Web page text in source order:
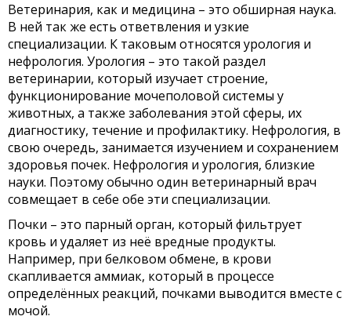
Ветеринария, как и медицина – это обширная наука.
В ней так же есть ответвления и узкие
специализации. К таковым относятся урология и
нефрология. Урология – это такой раздел
ветеринарии, который изучает строение,
функционирование мочеполовой системы у
животных, а также заболевания этой сферы, их
диагностику, течение и профилактику. Нефрология, в
свою очередь, занимается изучением и сохранением
здоровья почек. Нефрология и урология, близкие
науки. Поэтому обычно один ветеринарный врач
совмещает в себе обе эти специализации.
Почки – это парный орган, который фильтрует
кровь и удаляет из неё вредные продукты.
Например, при белковом обмене, в крови
скапливается аммиак, который в процессе
определённых реакций, почками выводится вместе с
мочой.